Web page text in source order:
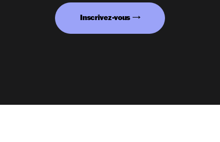
Inscrivez-vous